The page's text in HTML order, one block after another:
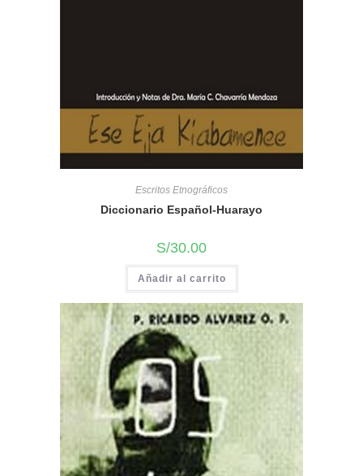
Escritos Etnográficos
Diccionario Español-Huarayo
S/30.00
Añadir al carrito